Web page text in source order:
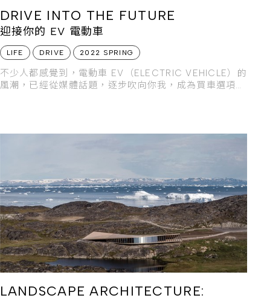
DRIVE INTO THE FUTURE
迎接你的 EV 電動車
LIFE DRIVE 2022 SPRING
不少人都感覺到，電動車 EV（ELECTRIC VEHICLE）的
風潮，已經從媒體話題，逐步吹向你我，成為買車選項之
LANDSCAPE ARCHITECTURE: